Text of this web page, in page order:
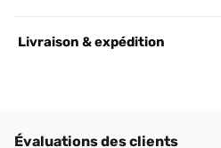
Livraison & expédition
Évaluations des clients